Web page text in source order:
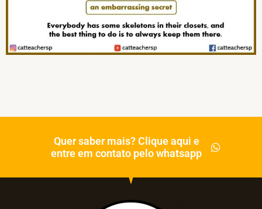
Quer saber mais? Clique aqui e
entre em contato pelo whatsapp